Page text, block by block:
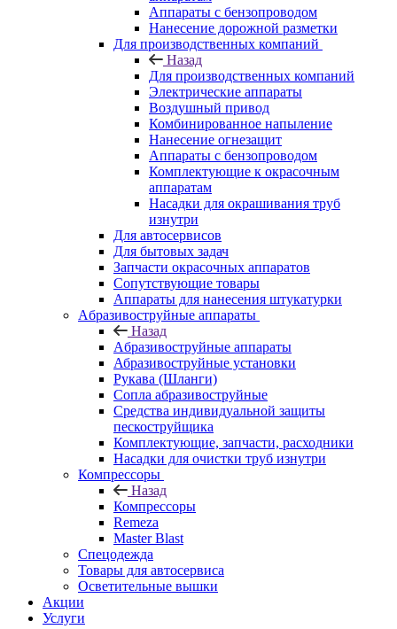
Аппараты с бензопроводом
Нанесение дорожной разметки
Для производственных компаний
Назад
Для производственных компаний
Электрические аппараты
Воздушный привод
Комбинированное напыление
Нанесение огнезащит
Аппараты с бензопроводом
Комплектующие к окрасочным
аппаратам
Насадки для окрашивания труб
изнутри
Для автосервисов
Для бытовых задач
Запчасти окрасочных аппаратов
Сопутствующие товары
Аппараты для нанесения штукатурки
Aбразивоструйные аппараты
Назад
Aбразивоструйные аппараты
Абразивоструйные установки
Рукава (Шланги)
Сопла абразивоструйные
Средства индивидуальной защиты
пескоструйщика
Комплектующие, запчасти, расходники
Насадки для очистки труб изнутри
Компрессоры
Назад
Компрессоры
Remeza
Master Blast
Спецодежда
Товары для автосервиса
Осветительные вышки
Акции
Услуги